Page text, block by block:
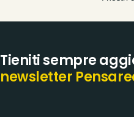
Tieniti sempre
newsletter